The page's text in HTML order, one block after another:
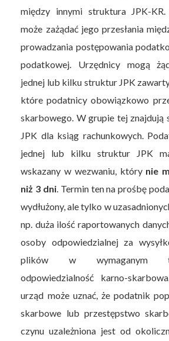
między innymi struktura JPK-
może zażądać jego przesłania
prowadzania postępowania
podatkowej. Urzędnicy mogą
jednej lub kilku struktur JPK
które podatnicy obowiązkowo
skarbowego. W grupie tej znajdują
JPK dla ksiąg rachunkowych.
jednej lub kilku struktur JPK
wskazany w wezwaniu, który nie
niż 3 dni . Termin ten na prośbę
wydłużony, ale tylko w
np. duża ilość raportowanych
osoby odpowiedzialnej za
plików w wymaganym
odpowiedzialność karno-
urząd może uznać, że podatnik
skarbowe lub przestępstwo
czynu uzależniona jest od